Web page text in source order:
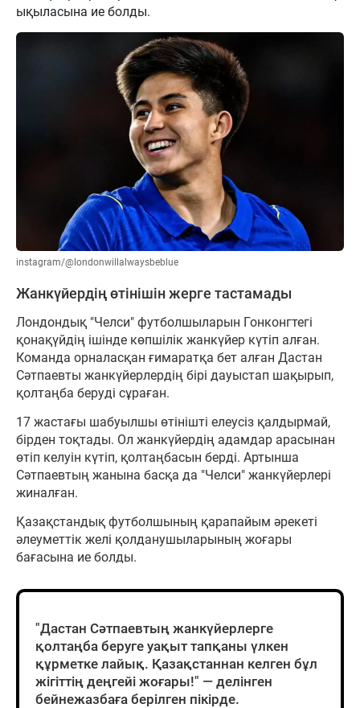
ықыласына ие болды.
instagram/@londonwillalwaysbeblue
Жанкүйердің өтінішін жерге тастамады
Лондондық "Челси" футболшыларын Гонконгтегі
қонақүйдің ішінде көпшілік жанкүйер күтіп алған.
Команда орналасқан ғимаратқа бет алған Дастан
Сәтпаевты жанкүйерлердің бірі дауыстап шақырып,
қолтаңба беруді сұраған.
17 жастағы шабуылшы өтінішті елеусіз қалдырмай,
бірден тоқтады. Ол жанкүйердің адамдар арасынан
өтіп келуін күтіп, қолтаңбасын берді. Артынша
Сәтпаевтың жанына басқа да "Челси" жанкүйерлері
жиналған.
Қазақстандық футболшының қарапайым әрекеті
әлеуметтік желі қолданушыларының жоғары
бағасына ие болды.
"Дастан Сәтпаевтың жанкүйерлерге
қолтаңба беруге уақыт тапқаны үлкен
құрметке лайық. Қазақстаннан келген бұл
жігіттің деңгейі жоғары!" — делінген
бейнежазбаға берілген пікірде.